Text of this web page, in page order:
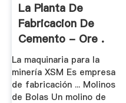
La Planta De
Fabricacion De
Cemento - Ore .
La maquinaria para la
minería XSM Es empresa
de fabricación ... Molinos
de Bolas Un molino de